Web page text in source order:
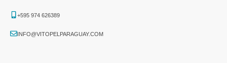
+595 974 626389
INFO@VITOPELPARAGUAY.COM